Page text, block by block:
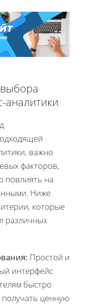
аналитики
важно
факторов,
повлиять на
Ниже
которые
различных
Простой и
интерфейс
быстро
ценную